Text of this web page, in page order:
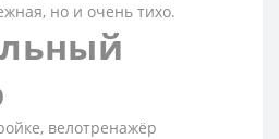
но и очень тихо.
велотренажёр